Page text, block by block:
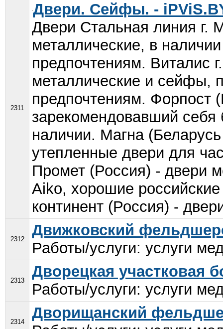
2311
Двери. Сейфы. -
Двери Стальная линия г.
металлические, в
предпочтениям. Виталис
металлические и сейфы,
предпочтениям. Форпост
зарекомендовавший
наличии. Магна
утепленные двери для
Промет (Россия) - двери
Aiko, хорошие
континент (Россия) -
2312
Движковский
Работы/услуги: услуги
2313
Дворецкая участковая
Работы/услуги: услуги
2314
Дворищанский